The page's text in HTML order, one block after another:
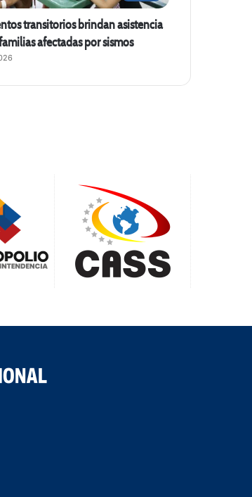
transitorios brindan asistencia
afectadas por sismos